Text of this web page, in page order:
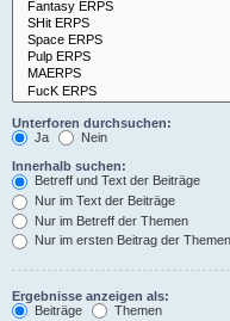
Unterforen durchsuchen:
Ja
Nein
Innerhalb suchen:
Betreff und Text der Beiträge
Nur im Text der Beiträge
Nur im Betreff der Themen
Nur im ersten Beitrag der Themen
Ergebnisse anzeigen als:
Beiträge
Themen